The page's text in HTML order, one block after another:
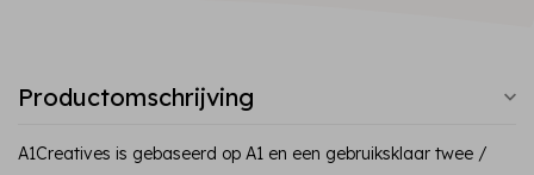
Productomschrijving
A1Creatives is gebaseerd op A1 en een gebruiksklaar twee /